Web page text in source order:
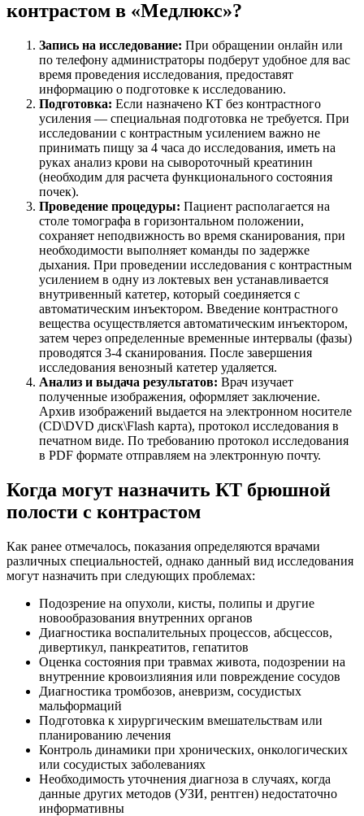
контрастом в «Медлюкс»?
Запись на исследование: При обращении онлайн или
по телефону администраторы подберут удобное для вас
время проведения исследования, предоставят
информацию о подготовке к исследованию.
Подготовка: Если назначено КТ без контрастного
усиления — специальная подготовка не требуется. При
исследовании с контрастным усилением важно не
принимать пищу за 4 часа до исследования, иметь на
руках анализ крови на сывороточный креатинин
(необходим для расчета функционального состояния
почек).
Проведение процедуры: Пациент располагается на
столе томографа в горизонтальном положении,
сохраняет неподвижность во время сканирования, при
необходимости выполняет команды по задержке
дыхания. При проведении исследования с контрастным
усилением в одну из локтевых вен устанавливается
внутривенный катетер, который соединяется с
автоматическим инъектором. Введение контрастного
вещества осуществляется автоматическим инъектором,
затем через определенные временные интервалы (фазы)
проводятся 3-4 сканирования. После завершения
исследования венозный катетер удаляется.
Анализ и выдача результатов: Врач изучает
полученные изображения, оформляет заключение.
Архив изображений выдается на электронном носителе
(CD\DVD диск\Flash карта), протокол исследования в
печатном виде. По требованию протокол исследования
в PDF формате отправляем на электронную почту.
Когда могут назначить КТ брюшной
полости с контрастом
Как ранее отмечалось, показания определяются врачами
различных специальностей, однако данный вид исследования
могут назначить при следующих проблемах:
Подозрение на опухоли, кисты, полипы и другие
новообразования внутренних органов
Диагностика воспалительных процессов, абсцессов,
дивертикул, панкреатитов, гепатитов
Оценка состояния при травмах живота, подозрении на
внутренние кровоизлияния или повреждение сосудов
Диагностика тромбозов, аневризм, сосудистых
мальформаций
Подготовка к хирургическим вмешательствам или
планированию лечения
Контроль динамики при хронических, онкологических
или сосудистых заболеваниях
Необходимость уточнения диагноза в случаях, когда
данные других методов (УЗИ, рентген) недостаточно
информативны